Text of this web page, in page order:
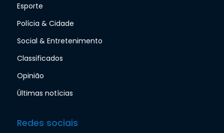
Esporte
Polícia & Cidade
Social & Entretenimento
Classificados
Opinião
Últimas notícias
Redes sociais